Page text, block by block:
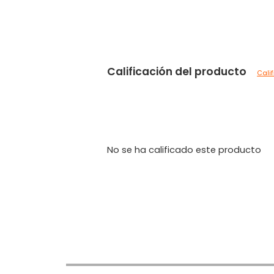
Calificación del producto
No se ha calificado este producto